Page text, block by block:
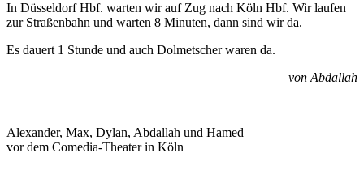
In Düsseldorf Hbf. warten wir auf Zug nach Köln Hbf. Wir laufen
zur Straßenbahn und warten 8 Minuten, dann sind wir da.
Es dauert 1 Stunde und auch Dolmetscher waren da.
von Abdallah
Alexander, Max, Dylan, Abdallah und Hamed
vor dem Comedia-Theater in Köln